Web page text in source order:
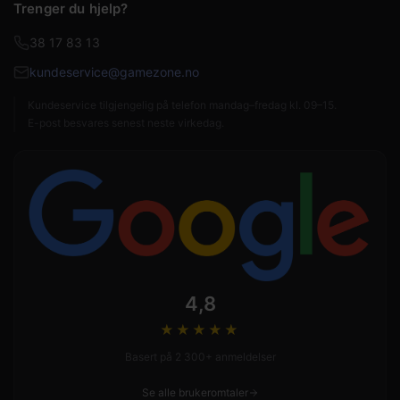
Trenger du hjelp?
38 17 83 13
kundeservice@gamezone.no
4,8
★★★★ ★
Se alle brukeromtaler